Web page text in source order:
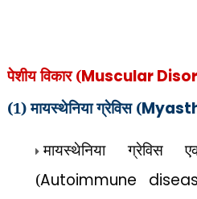
पेशीय विकार(Muscular
(1) मायस्थेनिया ग्रेविस (
मायस्थेनिया ग्रेविस
(Autoimmune